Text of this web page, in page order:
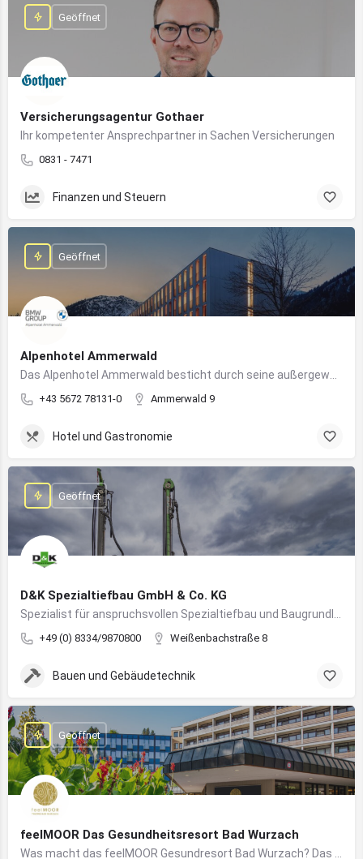
Versicherungsagentur Gothaer
Ihr kompetenter Ansprechpartner in Sachen Versicherungen
0831 - 7471
Geöffnet
Finanzen und Steuern
Alpenhotel Ammerwald
+43 5672 78131-0 Ammerwald 9
Geöffnet
Hotel und Gastronomie
D&K Spezialtiefbau GmbH & Co. KG
+49 (0) 8334/9870800 Weißenbachstraße 8
Geöffnet
Bauen und Gebäudetechnik
feelMOOR Das Gesundheitsresort Bad Wurzach
Geöffnet